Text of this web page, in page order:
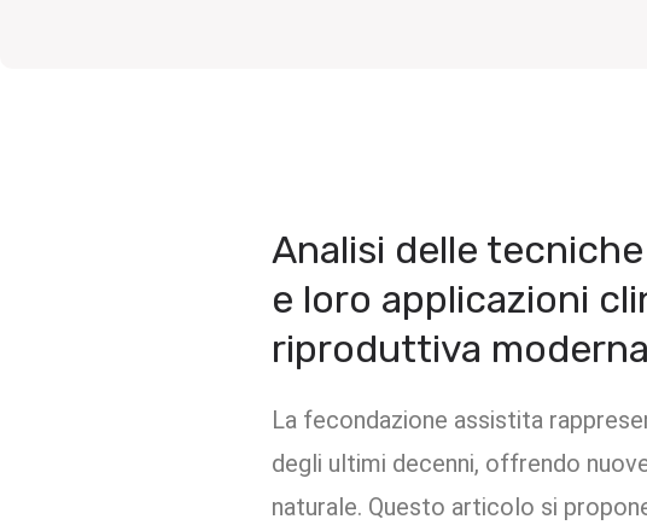
Analisi delle
e loro applicazioni
riproduttiva moderna
La fecondazione assistita
degli ultimi decenni, offrendo
naturale. Questo articolo si